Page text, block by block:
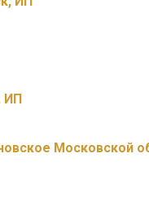
ИП
Московской